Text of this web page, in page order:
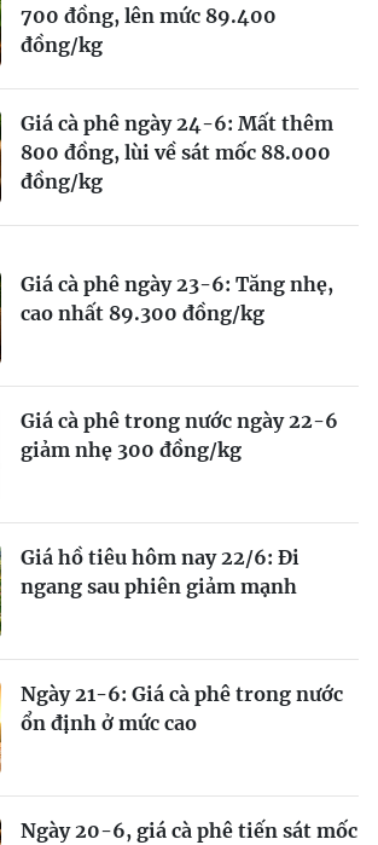
700 đồng, lên mức 89.400
đồng/kg
Giá cà phê ngày 24-6: Mất thêm
800 đồng, lùi về sát mốc 88.000
đồng/kg
Giá cà phê ngày 23-6: Tăng nhẹ,
cao nhất 89.300 đồng/kg
Giá cà phê trong nước ngày 22-6
giảm nhẹ 300 đồng/kg
Giá hồ tiêu hôm nay 22/6: Đi
ngang sau phiên giảm mạnh
Ngày 21-6: Giá cà phê trong nước
ổn định ở mức cao
Ngày 20-6, giá cà phê tiến sát mốc